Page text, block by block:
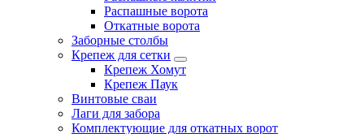
Распашные ворота
Откатные ворота
Заборные столбы
Крепеж для сетки
Крепеж Хомут
Крепеж Паук
Винтовые сваи
Лаги для забора
Комплектующие для откатных ворот